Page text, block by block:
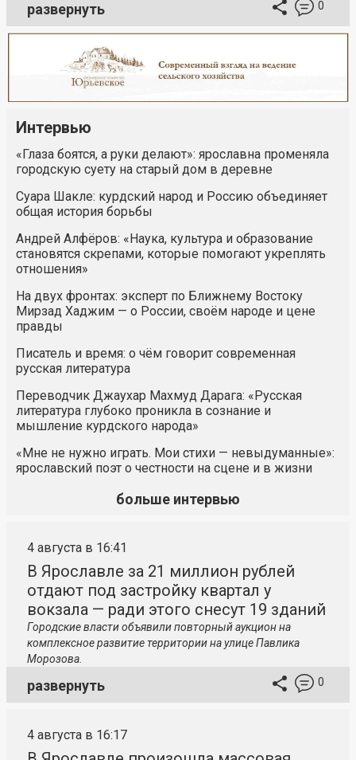
развернуть 0
Интервью
«Глаза боятся, а руки делают»: ярославна променяла
городскую суету на старый дом в деревне
Суара Шакле: курдский народ и Россию объединяет
общая история борьбы
Андрей Алфёров: «Наука, культура и образование
становятся скрепами, которые помогают укреплять
отношения»
На двух фронтах: эксперт по Ближнему Востоку
Мирзад Хаджим — о России, своём народе и цене
правды
Писатель и время: о чём говорит современная
русская литература
Переводчик Джаухар Махмуд Дарага: «Русская
литература глубоко проникла в сознание и
мышление курдского народа»
«Мне не нужно играть. Мои стихи — невыдуманные»:
ярославский поэт о честности на сцене и в жизни
больше интервью
4 августа в 16:41
В Ярославле за 21 миллион рублей
отдают под застройку квартал у
вокзала — ради этого снесут 19 зданий
Городские власти объявили повторный аукцион на
комплексное развитие территории на улице Павлика
Морозова.
развернуть 0
4 августа в 16:17